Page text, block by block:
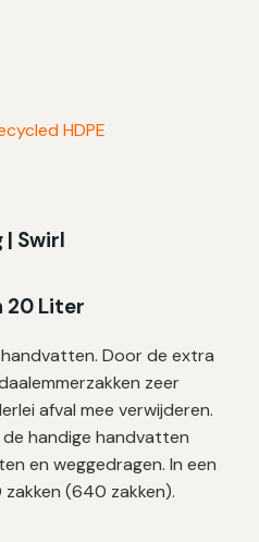
HDPE
Swirl
20 Liter
Door de extra
zeer
afval mee verwijderen.
de handige handvatten
en weggedragen. In een
(640 zakken).